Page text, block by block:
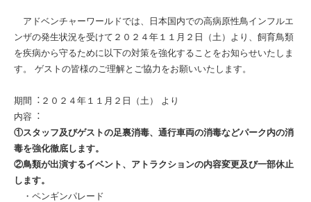
アドベンチャーワールドでは、⽇本国内での⾼病原性⿃インフルエ
ンザの発⽣状況を受けて２０２４年１１⽉２日（土）より、飼育⿃類
を疾病から守るために以下の対策を強化することをお知らせいたしま
す。 ゲストの皆様のご理解とご協力をお願いいたします。
期間︓２０２４年１１⽉２日（土） より
内容︓
①スタッフ及びゲストの⾜裏消毒、通⾏⾞両の消毒などパーク内の消
毒を強化徹底します。
②⿃類が出演するイベント、アトラクションの内容変更及び一部休⽌
します。
・ペンギンパレード